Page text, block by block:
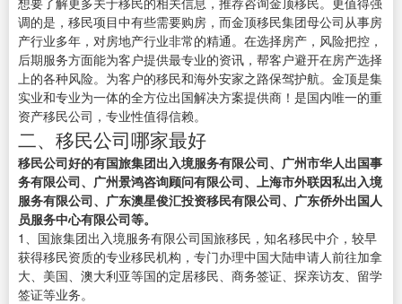
调的是，移民项目中有些需要购房，而金顶移民集团母公司从事房
产行业多年，对房地产行业非常的精通。在选择房产，风险把控，
后期服务方面能为客户提供最专业的资讯，帮客户避开在房产选择
上的各种风险。为客户的移民和海外安家之路保驾护航。金顶是集
实业和专业为一体的全方位出国解决方案提供商！是国内唯一的重
资产移民公司，专业性值得信赖。
二、移民公司哪家最好
移民公司好的有国旅集团出入境服务有限公司、广州市华人出国事
务有限公司、广州景鸿咨询顾问有限公司、上海市外联因私出入境
服务有限公司、广东澳星俊汇投资移民有限公司、广东侨外出国人
员服务中心有限公司等。
1、国旅集团出入境服务有限公司国旅移民，知名移民中介，较早
获得移民资质的专业移民机构，专门办理中国大陆申请人前往加拿
大、美国、澳大利亚等国的定居移民、商务签证、探亲访友、留学
签证等业务。